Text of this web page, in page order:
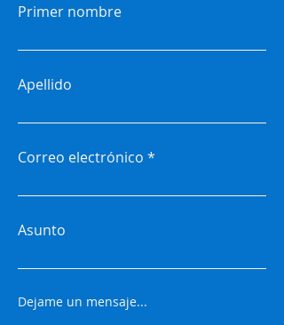
Primer nombre
Apellido
Correo electrónico
Asunto
Dejame un mensaje...